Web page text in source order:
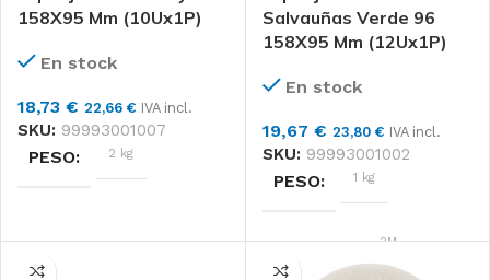
158X95 Mm (10Ux1P)
En stock
18,73 € 22,66 € IVA incl.
SKU: 99993001007
PESO 2 kg
12 × 39 × 33 cm
Salvauñas Verde 96
158X95 Mm (12Ux1P)
En stock
19,67 € 23,80 € IVA incl.
SKU: 99993001002
PESO 1 kg
MARCAS 3M